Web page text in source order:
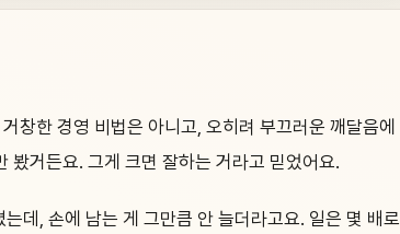
창한 경영 비법은 아니고, 오히려 부끄러운 깨달음에
봤거든요. 그게 크면 잘하는 거라고 믿었어요.
데, 손에 남는 게 그만큼 안 늘더라고요. 일은 몇 배로